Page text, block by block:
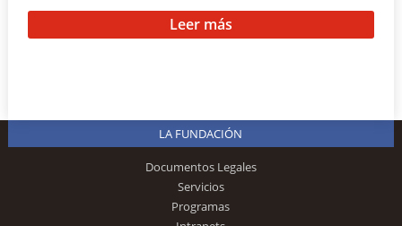
Leer más
LA FUNDACIÓN
Documentos Legales
Servicios
Programas